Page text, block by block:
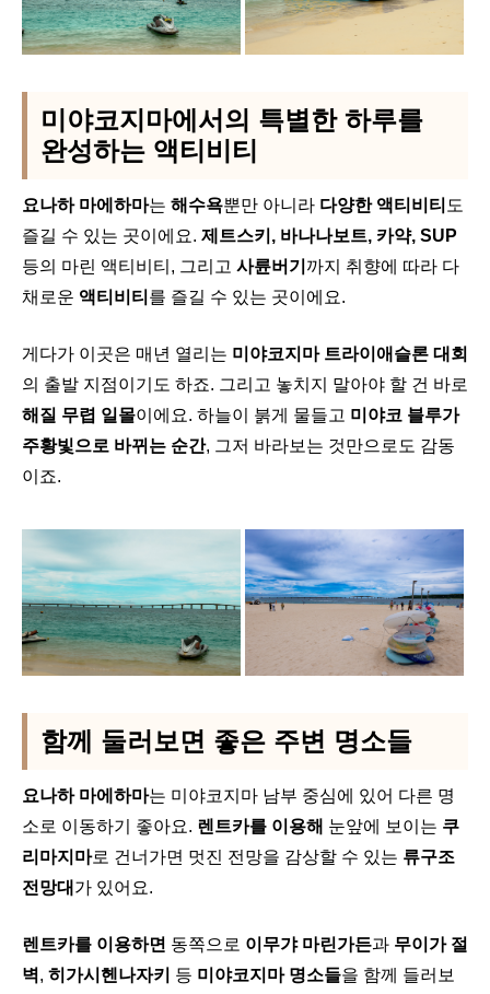
미야코지마에서의 특별한 하루를
완성하는 액티비티
요나하 마에하마는 해수욕뿐만 아니라 다양한 액티비티 도
즐길 수 있는 곳이에요. 제트스키, 바나나보트, 카약, SUP
등의 마린 액티비티, 그리고 사륜버기 까지 취향에 따라 다
채로운 액티비티 를 즐길 수 있는 곳이에요.
게다가 이곳은 매년 열리는 미야코지마 트라이애슬론 대회
의 출발 지점이기도 하죠. 그리고 놓치지 말아야 할 건 바로
해질 무렵 일몰이에요. 하늘이 붉게 물들고 미야코 블루가
주황빛으로 바뀌는 순간, 그저 바라보는 것만으로도 감동
이죠.
함께 둘러보면 좋은 주변 명소들
요나하 마에하마는 미야코지마 남부 중심에 있어 다른 명
소로 이동하기 좋아요. 렌트카를 이용해 눈앞에 보이는 쿠
리마지마로 건너가면 멋진 전망을 감상할 수 있는 류구조
전망대 가 있어요.
렌트카를 이용하면 동쪽으로 이무갸 마린가든과 무이가 절
벽, 히가시헨나자키 등 미야코지마 명소들을 함께 들러보